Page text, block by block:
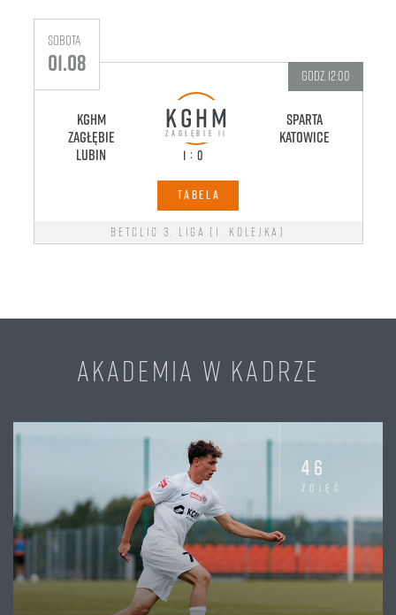
niedziela
godz. 12:00
Zagłębie
II Częstochowa
TABELA
Betclic 3. liga (2. kolejka)
sobota
01.08 godz. 12:00
KGHM
Zagłębie
Lubin
KGHM
ZAGŁĘBIE II
1 : 0
Sparta
Katowice
TABELA
Betclic 3. liga (1. kolejka)
AKADEMIA W KADRZE
46
zdjęć